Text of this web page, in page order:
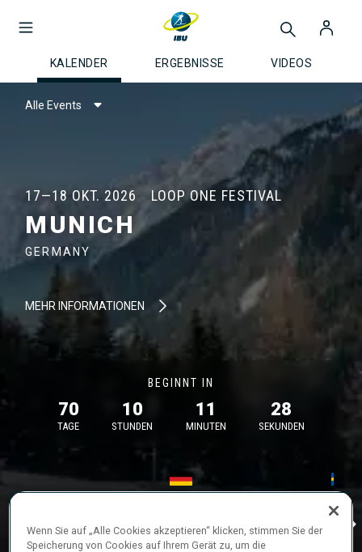
KALENDER ERGEBNISSE VIDEOS
Alle Events
17—18 OKT. 2026 LOOP ONE FESTIVAL
MUNICH
GERMANY
MEHR INFORMATIONEN
BEGINNT IN
70
TAGE
10
STUNDEN
11
MINUTEN
28
SEKUNDEN
26—29 Nov.
IDREIdre
Wenn Sie auf „Alle Cookies akzeptieren“ klicken, stimmen Sie der
Speicherung von Cookies auf Ihrem Gerät zu, um die